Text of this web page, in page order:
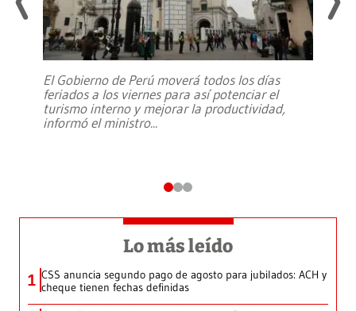
El Gobierno de Perú moverá todos los días
feriados a los viernes para así potenciar el
turismo interno y mejorar la productividad,
informó el ministro...
Lo más leído
1 CSS anuncia segundo pago de agosto para jubilados: ACH y
cheque tienen fechas definidas